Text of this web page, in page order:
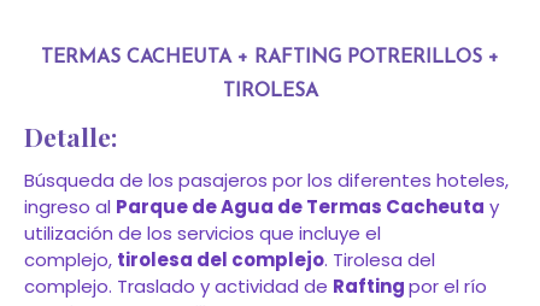
TERMAS CACHEUTA + RAFTING POTRERILLOS +
TIROLESA
Detalle:
Búsqueda de los pasajeros por los diferentes hoteles,
ingreso al Parque de Agua de Termas Cacheuta y
utilización de los servicios que incluye el
complejo, tirolesa del complejo. Tirolesa del
complejo. Traslado y actividad de Raftingpor el río